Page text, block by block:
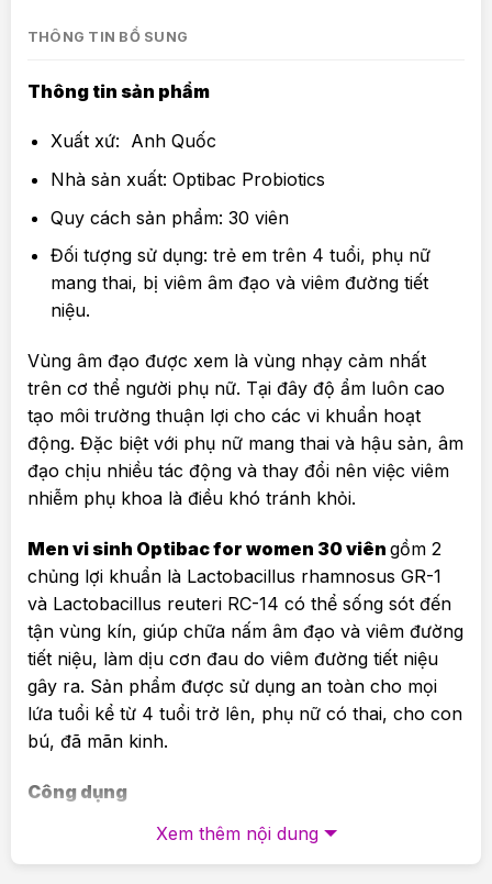
THÔNG TIN BỔ SUNG
Thông tin sản phẩm
Xuất xứ: Anh Quốc
Nhà sản xuất: Optibac Probiotics
Quy cách sản phẩm: 30 viên
Đối tượng sử dụng: trẻ em trên 4 tuổi, phụ nữ
mang thai, bị viêm âm đạo và viêm đường tiết
niệu.
Vùng âm đạo được xem là vùng nhạy cảm nhất
trên cơ thể người phụ nữ. Tại đây độ ẩm luôn cao
tạo môi trường thuận lợi cho các vi khuẩn hoạt
động. Đặc biệt với phụ nữ mang thai và hậu sản, âm
đạo chịu nhiều tác động và thay đổi nên việc viêm
nhiễm phụ khoa là điều khó tránh khỏi.
Men vi sinh Optibac for women 30 viên gồm 2
chủng lợi khuẩn là Lactobacillus rhamnosus GR-1
và Lactobacillus reuteri RC-14 có thể sống sót đến
tận vùng kín, giúp chữa nấm âm đạo và viêm đường
tiết niệu, làm dịu cơn đau do viêm đường tiết niệu
gây ra. Sản phẩm được sử dụng an toàn cho mọi
lứa tuổi kể từ 4 tuổi trở lên, phụ nữ có thai, cho con
bú, đã mãn kinh.
Công dụng
Phòng và hỗ trợ điều trị viêm âm đạo, nấm âm
đạo, vùng kín và viêm đường tiết niệu hiệu quả.
Xem thêm nội dung